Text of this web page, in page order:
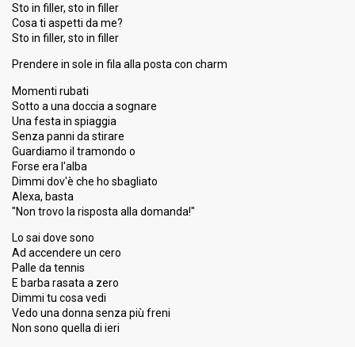
Sto in filler, sto in filler
Cosa ti aspetti da me?
Sto in filler, sto in filler
Prendere in sole in fila alla posta con charm
Momenti rubati
Sotto a una doccia a sognare
Una festa in spiaggia
Senza panni da stirare
Guardiamo il tramondo o
Forse era l'alba
Dimmi dov'è che ho sbagliato
Alexa, basta
"Non trovo la risposta alla domanda!"
Lo sai dove sono
Ad accendere un cero
Palle da tennis
E barba rasata a zero
Dimmi tu cosa vedi
Vedo una donna senza più freni
Non sono quella di ieri